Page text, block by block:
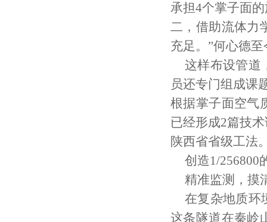
承担4个掌子面
二，借助流体力
充足。”何心德
这样布设管道
员还专门组成课
根据掌子面空气
已经形成2篇技
陕西省省级工法
创造1/256800
精准监测，摸
在复杂地质环
这条隧道在秦岭